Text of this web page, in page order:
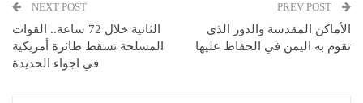
الأماكن المقدسة والدور الذي
تقوم به اليمن في الحفاظ عليها
NEXT POST
الثانية خلال 72 ساعة.. القوات
المسلحة تسقط طائرة أمريكية
في اجواء الحديدة